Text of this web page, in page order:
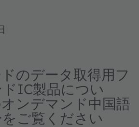
のデータ取得用フ
IC製品につい
ンデマンド中国語
ご覧ください